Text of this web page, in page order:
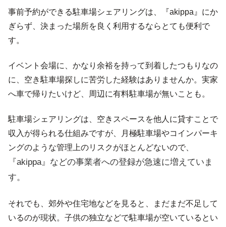
事前予約ができる駐車場シェアリングは、『akippa』にか
ぎらず、決まった場所を良く利用するならとても便利で
す。
イベント会場に、かなり余裕を持って到着したつもりなの
に、空き駐車場探しに苦労した経験はありませんか。実家
へ車で帰りたいけど、周辺に有料駐車場が無いことも。
駐車場シェアリングは、空きスペースを他人に貸すことで
収入が得られる仕組みですが、月極駐車場やコインパーキ
ングのような管理上のリスクがほとんどないので、
『akippa』などの事業者への登録が急速に増えていま
す。
それでも、郊外や住宅地などを見ると、まだまだ不足して
いるのが現状。子供の独立などで駐車場が空いているとい